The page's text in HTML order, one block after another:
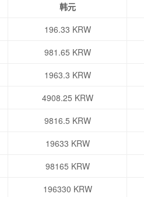
韩元
196.33 KRW
981.65 KRW
1963.3 KRW
4908.25 KRW
9816.5 KRW
19633 KRW
98165 KRW
196330 KRW